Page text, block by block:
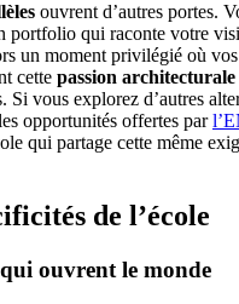
ouvrent d’autres portes.
portfolio qui raconte votre
un moment privilégié où
cette passion
Si vous explorez d’autres
opportunités offertes par
qui partage cette même
de l’école
ouvrent le monde